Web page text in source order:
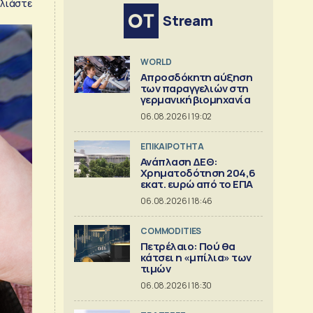
Stream
WORLD
Απροσδόκητη αύξηση
των παραγγελιών στη
γερμανική βιομηχανία
06.08.2026 | 19:02
ΕΠΙΚΑΙΡΟΤΗΤΑ
Ανάπλαση ΔΕΘ:
Χρηματοδότηση 204,6
εκατ. ευρώ από το ΕΠΑ
06.08.2026 | 18:46
COMMODITIES
Πετρέλαιο: Πού θα
κάτσει η «μπίλια» των
τιμών
06.08.2026 | 18:30